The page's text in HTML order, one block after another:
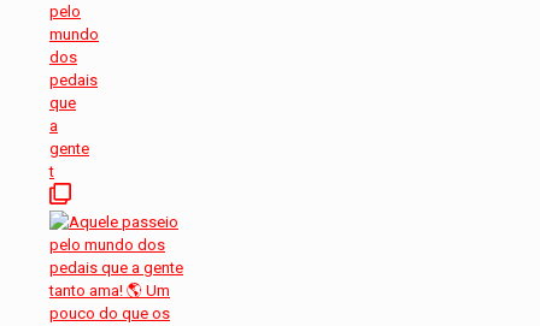
pelo
mundo
dos
pedais
que
a
gente
t